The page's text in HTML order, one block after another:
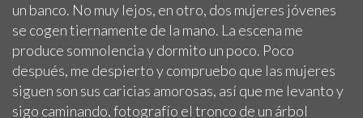
un banco. No muy lejos, en otro, dos mujeres jóvenes
se cogen tiernamente de la mano. La escena me
produce somnolencia y dormito un poco. Poco
después, me despierto y compruebo que las mujeres
siguen son sus caricias amorosas, así que me levanto y
sigo caminando, fotografío el tronco de un árbol